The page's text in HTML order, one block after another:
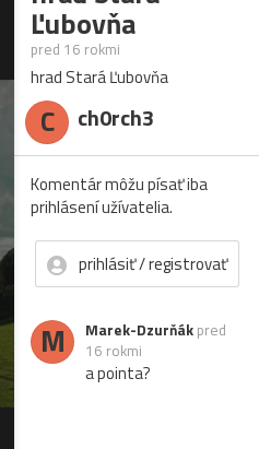
Ľubovňa
pred 16 rokmi
hrad Stará Ľubovňa
C ch0rch3
Komentár môžu písať iba
prihlásení užívatelia.
prihlásiť / registrovať
M Marek-Dzurňák pred
16 rokmi
a pointa?